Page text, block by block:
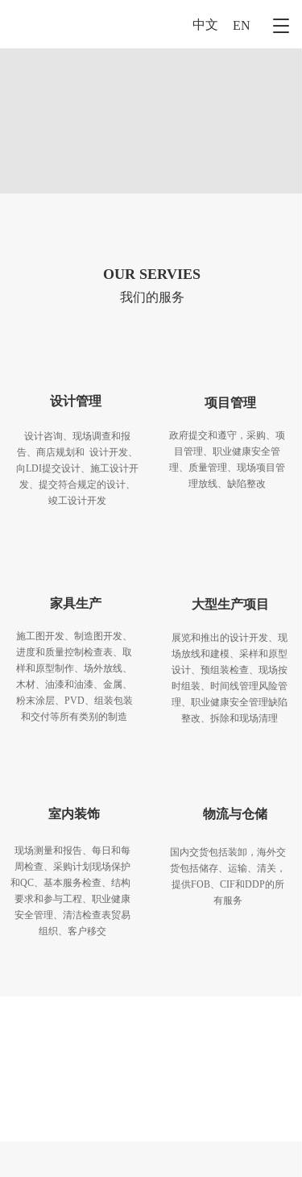
T
EN
中文
OUR SERVIES
设计管理
设计咨询、现场调查和报
告、商店规划和  设计开发、
向LDI提交设计、施工设计开
发、提交符合规定的设计、
竣工设计开发
项目管理
政府提交和遵守，采购、项
目管理、职业健康安全管
理、质量管理、现场项目管
理放线、缺陷整改
室内装饰
现场测量和报告、每日和每
周检查、采购计划现场保护
和QC、基本服务检查、结构
要求和参与工程、职业健康
安全管理、清洁检查表贸易
组织、客户移交
家具生产
施工图开发、制造图开发、
进度和质量控制检查表、取
样和原型制作、场外放线、
木材、油漆和油漆、金属、
粉末涂层、PVD、组装包装
和交付等所有类别的制造
大型生产项目
展览和推出的设计开发、现
场放线和建模、采样和原型
设计、预组装检查、现场按
时组装、时间线管理风险管
理、职业健康安全管理缺陷
整改、拆除和现场清理
物流与仓储
国内交货包括装卸，海外交
货包括储存、运输、清关，
提供FOB、CIF和DDP的所
有服务
我们的服务